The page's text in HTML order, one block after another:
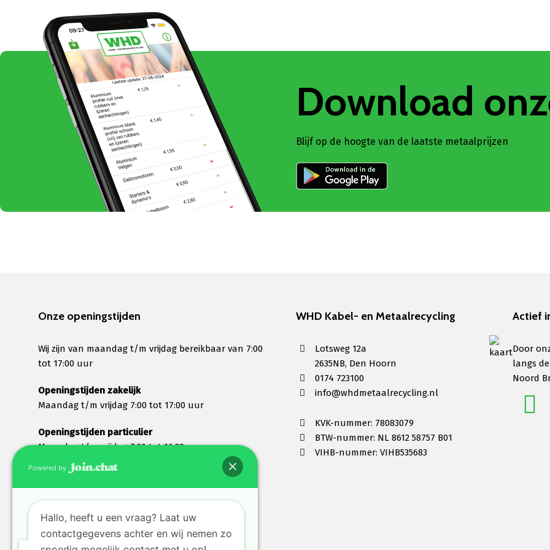
Download
Blijf op de hoogte van de laatste metaalprijzen
Onze openingstijden
Wij zijn van maandag t/m vrijdag bereikbaar van 7:00
tot 17:00 uur
Openingstijden zakelijk
Maandag t/m vrijdag 7:00 tot 17:00 uur
Openingstijden particulier
Maandag t/m vrijdag 7:30 tot 16:30 uur
Zaterdag 8:00 tot 12:00 uur
Wij lunchen tussen 12:30 en 13:00 uur en zijn dan
gesloten
WHD Kabel- en Metaalrecycling
Lotsweg 12a
2635NB, Den Hoorn
0174 723100
info@whdmetaalrecycling.nl
KVK-nummer: 78083079
BTW-nummer: NL 8612 58757 B01
VIHB-nummer: VIHB535683
Actief
Door
langs
Noord
Powered by
Hallo, heeft u een vraag? Laat uw
contactgegevens achter en wij nemen zo